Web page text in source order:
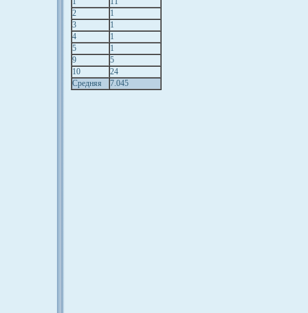
2
1
3
1
4
1
5
1
9
5
10
24
Средняя
7.045